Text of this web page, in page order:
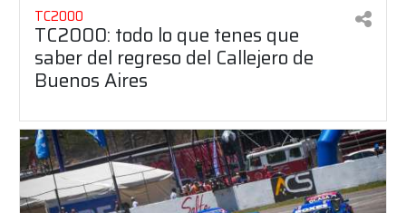
TC2000
TC2000: todo lo que tenes que
saber del regreso del Callejero de
Buenos Aires